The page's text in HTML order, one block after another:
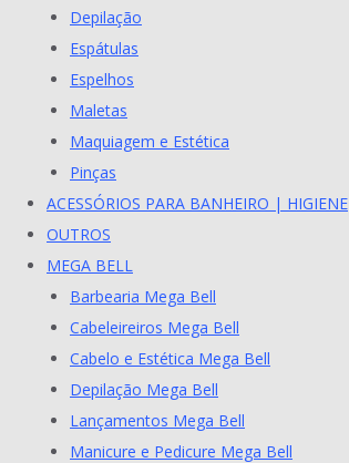
Depilação
Espátulas
Espelhos
Maletas
Maquiagem e Estética
Pinças
ACESSÓRIOS PARA BANHEIRO | HIGIENE
OUTROS
MEGA BELL
Barbearia Mega Bell
Cabeleireiros Mega Bell
Cabelo e Estética Mega Bell
Depilação Mega Bell
Lançamentos Mega Bell
Manicure e Pedicure Mega Bell